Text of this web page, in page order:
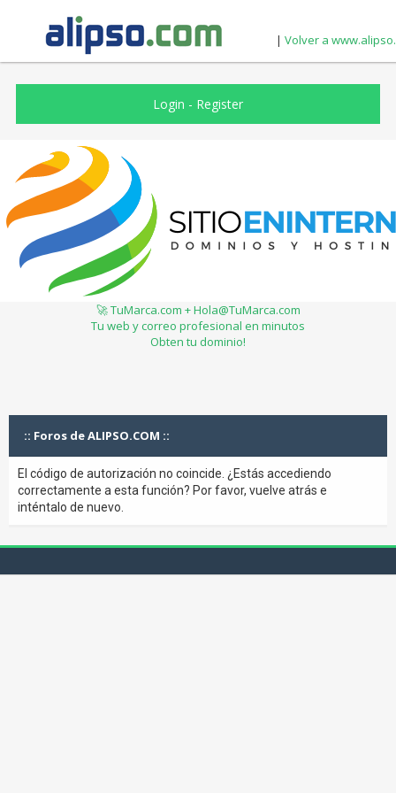
| Volver a
Login - Register
🚀 TuMarca.com + Hola@TuMarca.com
Tu web y correo profesional en minutos
Obten tu dominio!
:: Foros de ALIPSO.COM ::
El código de autorización no coincide. ¿Estás accediendo
correctamente a esta función? Por favor, vuelve atrás e
inténtalo de nuevo.